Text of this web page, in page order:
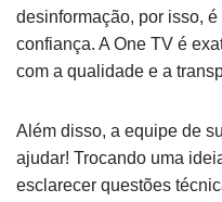
desinformação, por isso,
confiança. A One TV é
com a qualidade e a
Além disso, a equipe de
ajudar! Trocando uma
esclarecer questões